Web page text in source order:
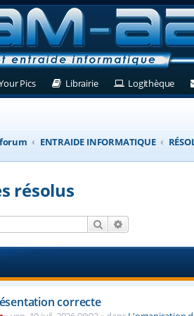
onglet)
Pics(Ouvre un nouvel onglet)
Librairie(Ouvre un nouvel
Logithèque
ENTRAIDE INFORMATIQUE
résolus
Rechercher
correcte